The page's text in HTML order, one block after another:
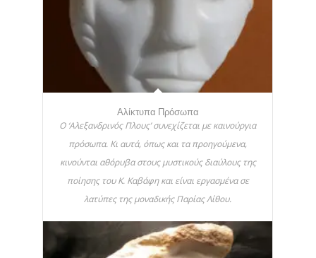
Αλίκτυπα Πρόσωπα
Ο ‘Αλεξανδρινός Πλους’ συνεχίζεται με καινούργια
πρόσωπα. Κι αυτά, όπως και τα προηγούμενα,
κινούνται αθόρυβα στους μυστικούς διαύλους της
ποίησης του Κ. Καβάφη και είναι εργασμένα σε
λατύπες της μοναδικής Παρίας Λίθου.